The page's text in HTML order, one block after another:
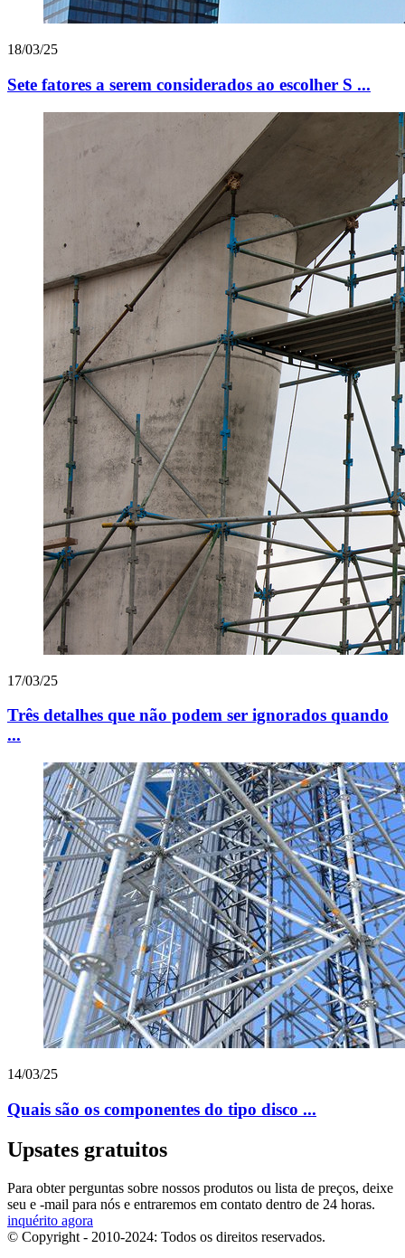
18/03/25
Sete fatores a serem considerados ao escolher S ...
17/03/25
Três detalhes que não podem ser ignorados quando
...
14/03/25
Quais são os componentes do tipo disco ...
Upsates gratuitos
Para obter perguntas sobre nossos produtos ou lista de preços, deixe
seu e -mail para nós e entraremos em contato dentro de 24 horas.
inquérito agora
© Copyright - 2010-2024: Todos os direitos reservados.